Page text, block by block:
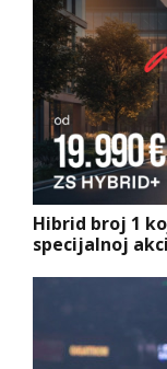
Hibrid broj 1
specijalnoj